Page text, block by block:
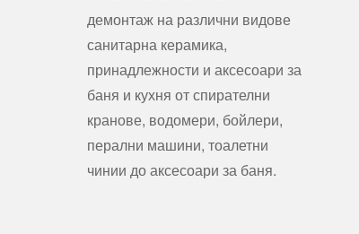
демонтаж на различни видове
санитарна керамика,
принадлежности и аксесоари за
баня и кухня от спирателни
кранове, водомери, бойлери,
перални машини, тоалетни
чинии до аксесоари за баня.